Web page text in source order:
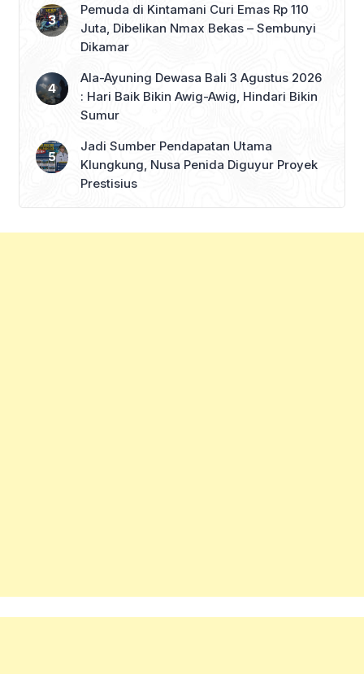
Pemuda di Kintamani Curi Emas Rp 110
Juta, Dibelikan Nmax Bekas – Sembunyi
Dikamar
Ala-Ayuning Dewasa Bali 3 Agustus 2026
: Hari Baik Bikin Awig-Awig, Hindari Bikin
Sumur
Jadi Sumber Pendapatan Utama
Klungkung, Nusa Penida Diguyur Proyek
Prestisius